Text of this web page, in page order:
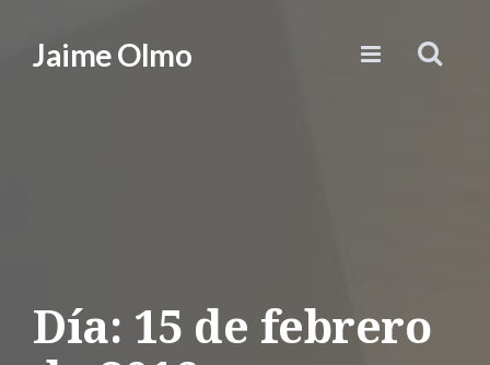
Jaime Olmo
Día: 15 de febrero